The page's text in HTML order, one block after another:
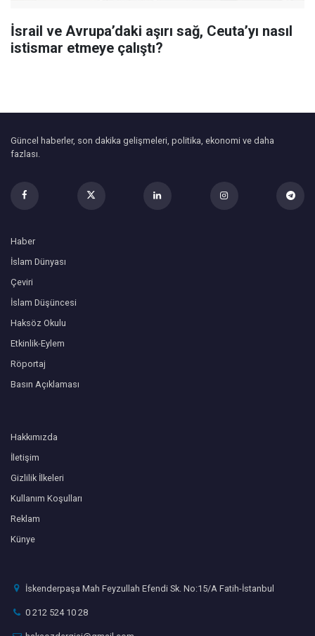
İsrail ve Avrupa’daki aşırı sağ, Ceuta’yı nasıl
istismar etmeye çalıştı?
Güncel haberler, son dakika gelişmeleri, politika, ekonomi ve daha
fazlası.
Haber
İslam Dünyası
Çeviri
İslam Düşüncesi
Haksöz Okulu
Etkinlik-Eylem
Röportaj
Basın Açıklaması
Hakkımızda
İletişim
Gizlilik İlkeleri
Kullanım Koşulları
Reklam
Künye
İskenderpaşa Mah Feyzullah Efendi Sk. No:15/A Fatih-İstanbul
0 212 524 10 28